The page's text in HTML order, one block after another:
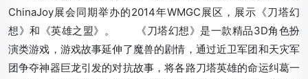
ChinaJoy展会同期举办的2014年WMGC展区，展示《刀塔幻
想》和《英雄之盟》。 《刀塔幻想》是一款精品3D角色扮
演类游戏，游戏故事延伸了魔兽的剧情，通过近卫军团和天灾军
团争夺神器巨龙引发的对抗故事，将各路刀塔英雄的命运纠葛一